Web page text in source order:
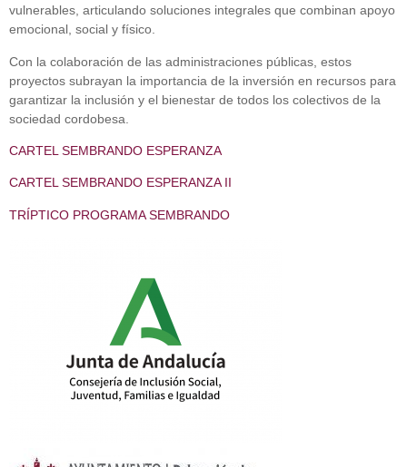
vulnerables, articulando soluciones integrales que combinan apoyo
emocional, social y físico.
Con la colaboración de las administraciones públicas, estos
proyectos subrayan la importancia de la inversión en recursos para
garantizar la inclusión y el bienestar de todos los colectivos de la
sociedad cordobesa.
CARTEL SEMBRANDO ESPERANZA
CARTEL SEMBRANDO ESPERANZA II
TRÍPTICO PROGRAMA SEMBRANDO